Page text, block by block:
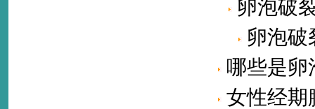
卵泡破
卵泡破
哪些是卵
女性经期